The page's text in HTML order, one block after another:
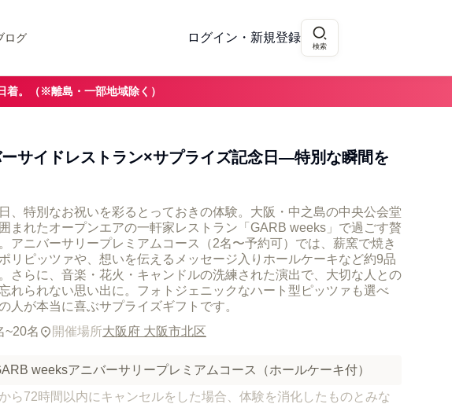
ログ ログイン・新規登録
検索
着。（※離島・一部地域除く）
サイドレストラン×サプライズ記念日—特別な瞬間を
、特別なお祝いを彩るとっておきの体験。大阪・中之島の中央公会堂
まれたオープンエアの一軒家レストラン「GARB weeks」で過ごす贅
アニバーサリープレミアムコース（2名〜予約可）では、薪窯で焼き
リピッツァや、想いを伝えるメッセージ入りホールケーキなど約9品
さらに、音楽・花火・キャンドルの洗練された演出で、大切な人との
れられない思い出に。フォトジェニックなハート型ピッツァも選べ
人が本当に喜ぶサプライズギフトです。
~20名 開催場所大阪府 大阪市北区
weeksアニバーサリープレミアムコース（ホールケーキ付）
ら72時間以内にキャンセルをした場合、体験を消化したものとみな